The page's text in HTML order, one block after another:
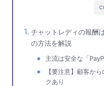
チャットレディの報酬
の方法を解説
主流は安全な「
【要注意】顧客か
クあり